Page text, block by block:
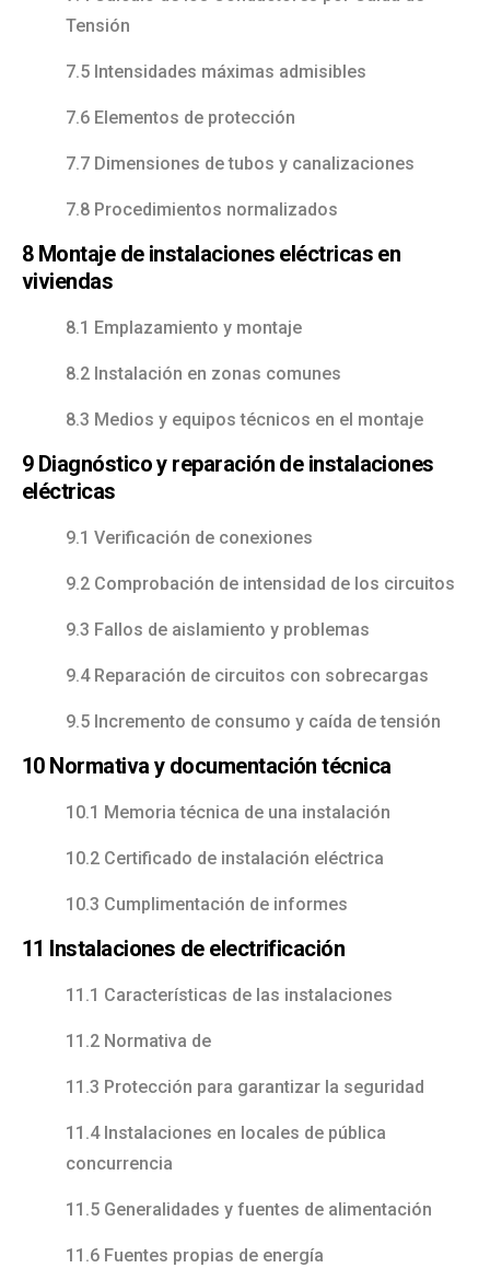
Tensión
7.5 Intensidades máximas admisibles
7.6 Elementos de protección
7.7 Dimensiones de tubos y canalizaciones
7.8 Procedimientos normalizados
8 Montaje de instalaciones eléctricas en
viviendas
8.1 Emplazamiento y montaje
8.2 Instalación en zonas comunes
8.3 Medios y equipos técnicos en el montaje
9 Diagnóstico y reparación de instalaciones
eléctricas
9.1 Verificación de conexiones
9.2 Comprobación de intensidad de los circuitos
9.3 Fallos de aislamiento y problemas
9.4 Reparación de circuitos con sobrecargas
9.5 Incremento de consumo y caída de tensión
10 Normativa y documentación técnica
10.1 Memoria técnica de una instalación
10.2 Certificado de instalación eléctrica
10.3 Cumplimentación de informes
11 Instalaciones de electrificación
11.1 Características de las instalaciones
11.2 Normativa de
11.3 Protección para garantizar la seguridad
11.4 Instalaciones en locales de pública
concurrencia
11.5 Generalidades y fuentes de alimentación
11.6 Fuentes propias de energía